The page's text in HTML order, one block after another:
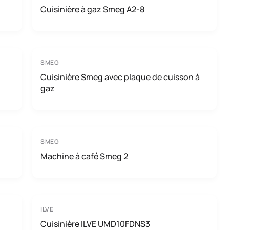
Cuisinière à gaz Smeg A2-8
SMEG
Cuisinière Smeg avec plaque de cuisson à
gaz
SMEG
Machine à café Smeg 2
ILVE
Cuisinière ILVE UMD10FDNS3